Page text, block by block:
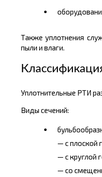
Также уплотнения
пыли и влаги.
Уплотнительные РТИ
Виды сечений:
— с плоской
— с круглой
— со